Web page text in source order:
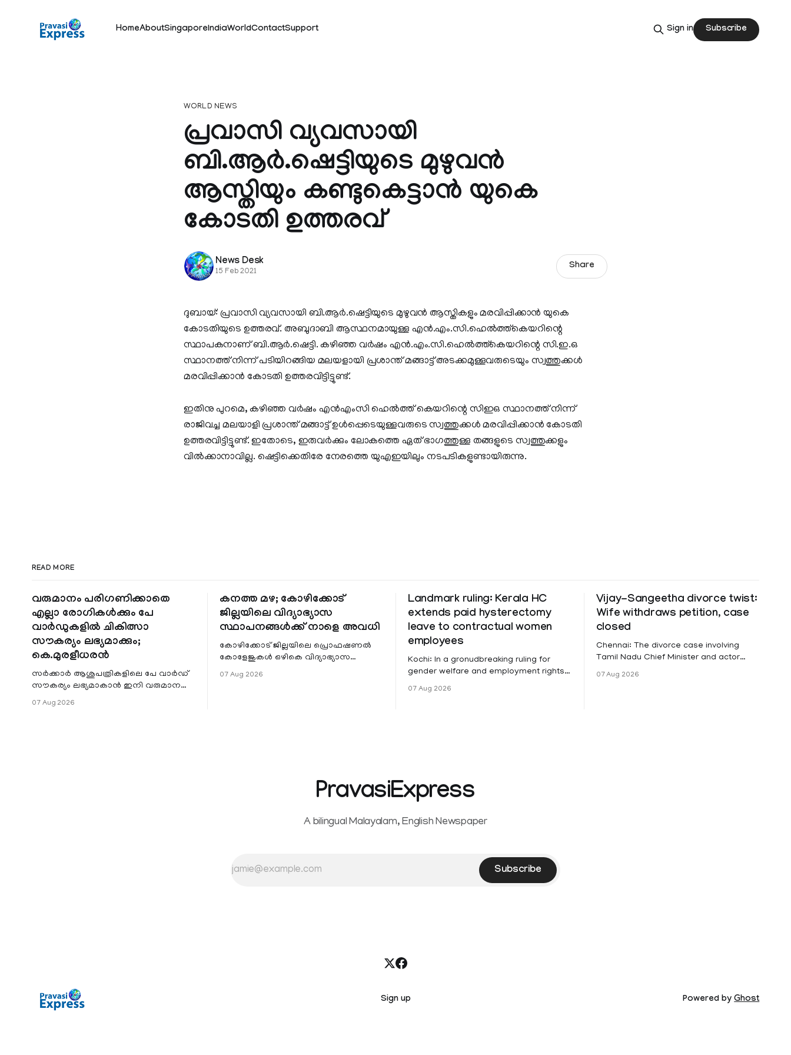
HomeAboutSingaporeIndiaWorldContactSupport Sign in Subscribe
WORLD NEWS
പ്രവാസി വ്യവസായി
ബി.ആര്‍.ഷെട്ടിയുടെ മുഴുവന്‍
ആസ്തിയും കണ്ടുകെട്ടാന്‍ യുകെ
കോടതി ഉത്തരവ്
News Desk
15 Feb 2021
Share
ദുബായ്: പ്രവാസി വ്യവസായി ബി.ആര്‍.ഷെട്ടിയുടെ മുഴുവന്‍ ആസ്തികളും മരവിപ്പിക്കാന്‍ യുകെ
കോടതിയുടെ ഉത്തരവ്. അബുദാബി ആസ്ഥനമായുള്ള എന്‍.എം.സി.ഹെല്‍ത്ത്‌കെയറിന്റെ
സ്ഥാപകനാണ് ബി.ആര്‍.ഷെട്ടി. കഴിഞ്ഞ വര്‍ഷം എന്‍.എം.സി.ഹെല്‍ത്ത്‌കെയറിന്റെ സി.ഇ.ഒ
സ്ഥാനത്ത് നിന്ന് പടിയിറങ്ങിയ മലയളായി പ്രശാന്ത് മങ്ങാട്ട് അടക്കമുള്ളവരുടെയും സ്വത്തുക്കള്‍
മരവിപ്പിക്കാന്‍ കോടതി ഉത്തരവിട്ടിട്ടുണ്ട്.
ഇതിനു പുറമെ, കഴിഞ്ഞ വര്‍ഷം എന്‍എംസി ഹെല്‍ത്ത് കെയറിന്റെ സിഇഒ സ്ഥാനത്ത് നിന്ന്
രാജിവച്ച മലയാളി പ്രശാന്ത് മങ്ങാട്ട് ഉള്‍പ്പെടെയുള്ളവരുടെ സ്വത്തുക്കള്‍ മരവിപ്പിക്കാന്‍ കോടതി
ഉത്തരവിട്ടിട്ടുണ്ട്. ഇതോടെ, ഇരുവര്‍ക്കും ലോകത്തെ ഏത് ഭാഗത്തുള്ള തങ്ങളുടെ സ്വത്തുക്കളും
വില്‍ക്കാനാവില്ല. ഷെട്ടിക്കെതിരേ നേരത്തെ യുഎഇയിലും നടപടികളുണ്ടായിരുന്നു.
READ MORE
വരുമാനം പരിഗണിക്കാതെ
എല്ലാ രോഗികൾക്കും പേ
വാർഡുകളിൽ ചികിത്സാ
സൗകര്യം ലഭ്യമാക്കും;
കെ.മുരളീധരൻ
സർക്കാർ ആശുപത്രികളിലെ പേ വാർഡ്
സൗകര്യം ലഭ്യമാകാൻ ഇനി വരുമാന
വരുമാനം പരിഗണിക്കാതെ എല്ലാ
07 Aug 2026
കനത്ത മഴ; കോഴിക്കോട്
ജില്ലയിലെ വിദ്യാഭ്യാസ
സ്ഥാപനങ്ങൾക്ക് നാളെ അവധി
കോഴിക്കോട് ജില്ലയിലെ പ്രൊഫഷണൽ
കോളേജുകൾ ഒഴികെ വിദ്യാഭ്യാസ
ജില്ലയിലെ മലയോര- തീരദേശ
07 Aug 2026
Landmark ruling: Kerala HC
extends paid hysterectomy
leave to contractual women
employees
Kochi: In a gronudbreaking ruling for
gender welfare and employment rights,
female contractual staff employed in
07 Aug 2026
Vijay-Sangeetha divorce twist:
Wife withdraws petition, case
closed
Chennai: The divorce case involving
Tamil Nadu Chief Minister and actor
Sowrnalingam has taken a new turn
07 Aug 2026
PravasiExpress
A bilingual Malayalam, English Newspaper
Subscribe
Sign up Powered byGhost